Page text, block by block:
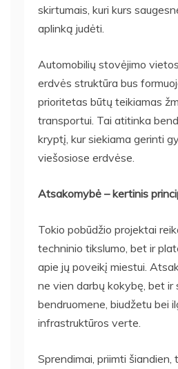
skirtumais, kuri kurs
aplinką judėti.
Automobilių stovėjimo
erdvės struktūra bus
prioritetas būtų teikiamas
transportui. Tai atitinka
kryptį, kur siekiama gerinti
viešosiose erdvėse.
Atsakomybė – kertinis
Tokio pobūdžio projektai
techninio tikslumo, bet ir
apie jų poveikį miestui.
ne vien darbų kokybę, bet ir
bendruomene, biudžetu bei
infrastruktūros verte.
Sprendimai, priimti šiandien,